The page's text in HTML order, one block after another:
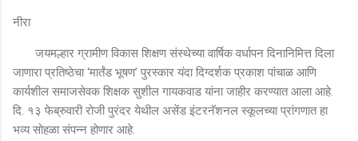
नीरा
जयमल्हार ग्रामीण विकास शिक्षण संस्थेच्या वार्षिक वर्धापन दिनानिमित्त दिला
जाणारा प्रतिष्ठेचा ‘मार्तंड भूषण’ पुरस्कार यंदा दिग्दर्शक प्रकाश पांचाळ आणि
कार्यशील समाजसेवक शिक्षक सुशील गायकवाड यांना जाहीर करण्यात आला आहे.
दि. १३ फेब्रुवारी रोजी पुरंदर येथील असेंड इंटरनॅशनल स्कूलच्या प्रांगणात हा
भव्य सोहळा संपन्न होणार आहे.